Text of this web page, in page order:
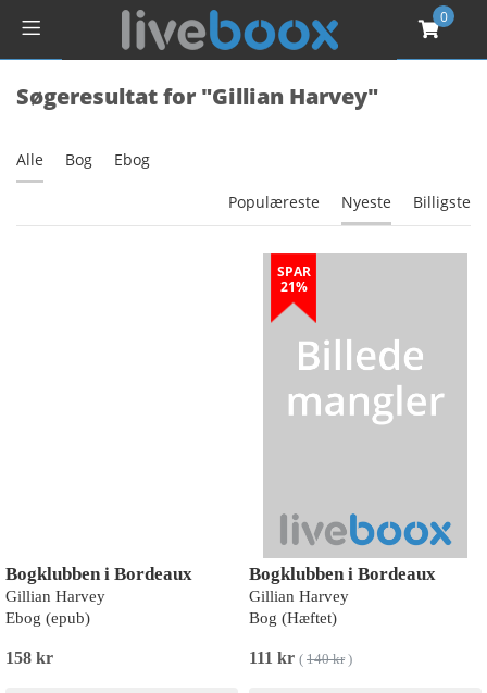
0
Søgeresultat for "Gillian Harvey"
Alle Bog Ebog
Populæreste Nyeste Billigste
Bogklubben i Bordeaux
Gillian Harvey
Ebog (epub)
158 kr
SPAR
21%
Bogklubben i Bordeaux
Gillian Harvey
Bog (Hæftet)
111 kr ( 140 kr)